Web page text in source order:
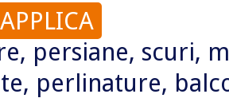
persiane, scuri,
perlinature,